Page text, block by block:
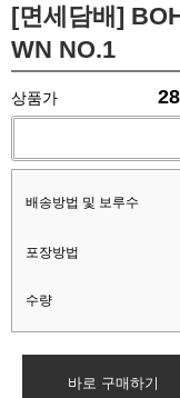
[면세담배]
WN NO.1
상품가
배송방법 및 보루수
포장방법
수량
바로 구매하기